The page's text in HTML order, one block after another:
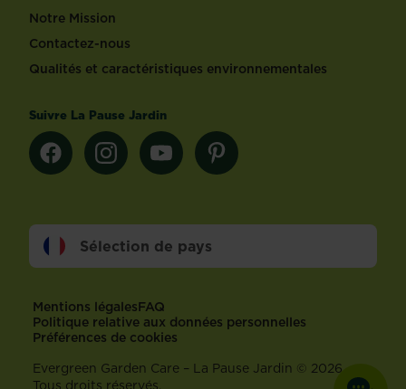
Notre Mission
Contactez-nous
Qualités et caractéristiques environnementales
Suivre La Pause Jardin
Sélection de pays
Footer
Mentions légalesFAQ
Politique relative aux données personnelles
Préférences de cookies
Evergreen Garden Care – La Pause Jardin © 2026 –
Tous droits réservés.